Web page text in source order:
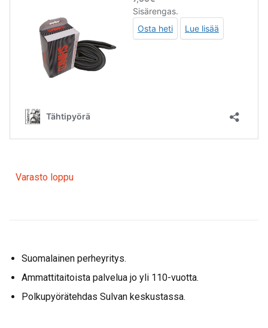
Varasto loppu
Suomalainen perheyritys.
Ammattitaitoista palvelua jo yli 110-vuotta.
Polkupyörätehdas Sulvan keskustassa.